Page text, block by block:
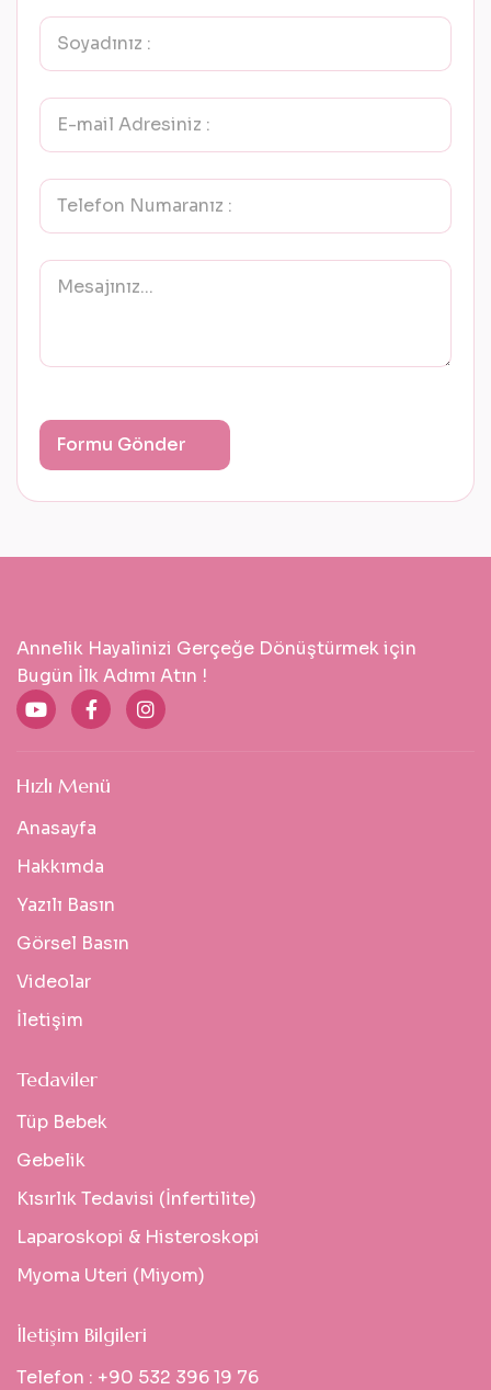
Annelik Hayalinizi Gerçeğe Dönüştürmek için
Bugün İlk Adımı Atın !
Hızlı Menü
Anasayfa
Hakkımda
Yazılı Basın
Görsel Basın
Videolar
İletişim
Tedaviler
Tüp Bebek
Gebelik
Kısırlık Tedavisi (İnfertilite)
Laparoskopi & Histeroskopi
Myoma Uteri (Miyom)
İletişim Bilgileri
Telefon : +90 532 396 19 76